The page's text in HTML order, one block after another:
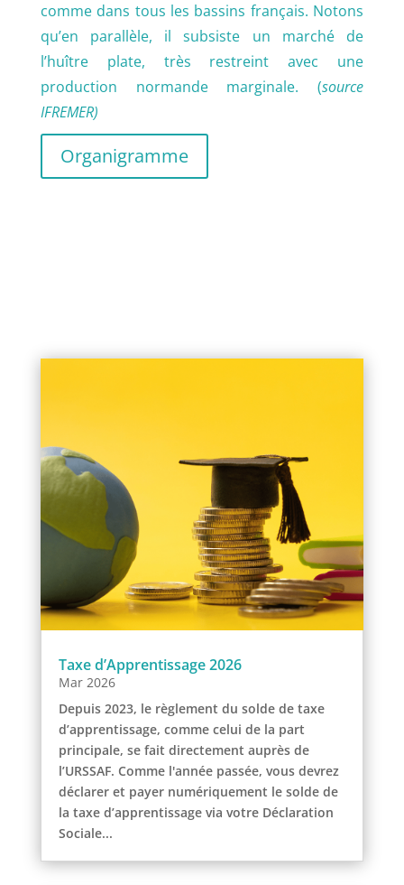
comme dans tous les bassins français. Notons
qu’en parallèle, il subsiste un marché de
l’huître plate, très restreint avec une
production normande marginale. (source
IFREMER)
Organigramme
Taxe d’Apprentissage 2026
Mar 2026
Depuis 2023, le règlement du solde de taxe
d’apprentissage, comme celui de la part
principale, se fait directement auprès de
l’URSSAF. Comme l'année passée, vous devrez
déclarer et payer numériquement le solde de
la taxe d’apprentissage via votre Déclaration
Sociale...